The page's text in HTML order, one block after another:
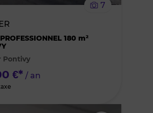
7
180 m²
Pontivy
€* / an